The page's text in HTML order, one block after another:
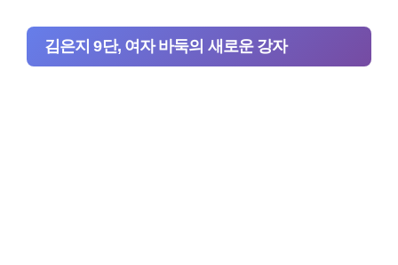
김은지 9단, 여자 바둑의 새로운 강자